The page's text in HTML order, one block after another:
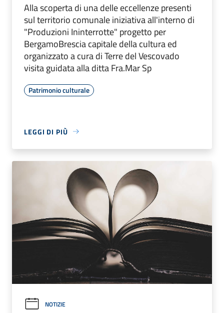
Alla scoperta di una delle eccellenze presenti
sul territorio comunale iniziativa all'interno di
"Produzioni Ininterrotte" progetto per
BergamoBrescia capitale della cultura ed
organizzato a cura di Terre del Vescovado
visita guidata alla ditta Fra.Mar Sp
Patrimonio culturale
LEGGI DI PIÙ
NOTIZIE